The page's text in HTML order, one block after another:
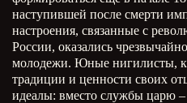
наступившей после смерти
настроения, связанные с
России, оказались
молодежи. Юные нигилисты,
традиции и ценности своих
идеалы: вместо службы царю